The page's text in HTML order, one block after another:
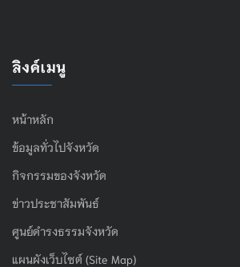
ลิงค์เมนู
หน้าหลัก
ข้อมูลทั่วไปจังหวัด
กิจกรรมของจังหวัด
ข่าวประชาสัมพันธ์
ศูนย์ดำรงธรรมจังหวัด
แผนผังเว็บไซต์ (Site Map)